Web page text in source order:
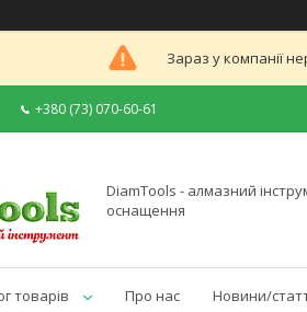
Зараз у компанії
+380 (73) 070-60-61
DiamTools - алмазний
оснащення
товарів Про нас Новини/